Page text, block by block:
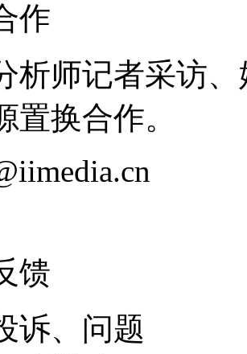
作
析师记者采访
置换合作。
馈
诉、问题